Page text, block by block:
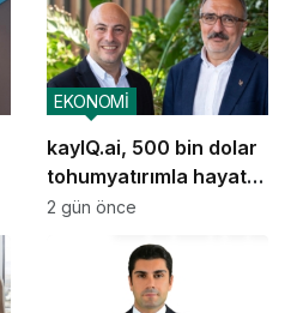
kayIQ.ai, 500 bin dolar
tohumyatırımla hayata
geçti
EKONOMİ
2 gün önce